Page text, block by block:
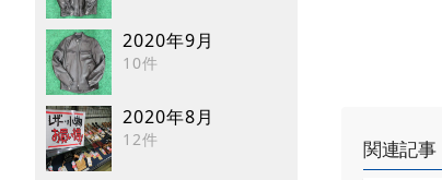
2020年9月
10件
2020年8月
12件 関連記事